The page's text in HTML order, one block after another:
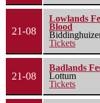
21-08
Lowlands
Blood
Tickets
21-08
Badlands
Lottum
Tickets